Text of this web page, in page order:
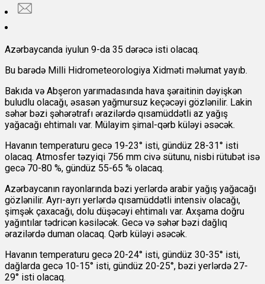
Azərbaycanda iyulun 9-da 35 dərəcə isti olacaq.
Bu barədə Milli Hidrometeorologiya Xidməti məlumat yayıb.
Bakıda və Abşeron yarımadasında hava şəraitinin dəyişkən
buludlu olacağı, əsasən yağmursuz keçəcəyi gözlənilir. Lakin
səhər bəzi şəhərətrafı ərazilərdə qısamüddətli az yağış
yağacağı ehtimalı var. Mülayim şimal-qərb küləyi əsəcək.
Havanın temperaturu gecə 19-23° isti, gündüz 28-31° isti
olacaq. Atmosfer təzyiqi 756 mm civə sütunu, nisbi rütubət isə
gecə 70-80 %, gündüz 55-65 % olacaq.
Azərbaycanın rayonlarında bəzi yerlərdə arabir yağış yağacağı
gözlənilir. Ayrı-ayrı yerlərdə qısamüddətli intensiv olacağı,
şimşək çaxacağı, dolu düşəcəyi ehtimalı var. Axşama doğru
yağıntılar tədricən kəsiləcək. Gecə və səhər bəzi dağlıq
ərazilərdə duman olacaq. Qərb küləyi əsəcək.
Havanın temperaturu gecə 20-24° isti, gündüz 30-35° isti,
dağlarda gecə 10-15° isti, gündüz 20-25°, bəzi yerlərdə 27-
29° isti olacaq.